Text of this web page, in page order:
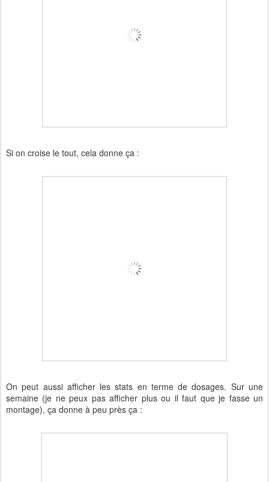
Si on croise le tout, cela donne ça :
On peut aussi afficher les stats en terme de dosages. Sur une
semaine (je ne peux pas afficher plus ou il faut que je fasse un
montage), ça donne à peu près ça :